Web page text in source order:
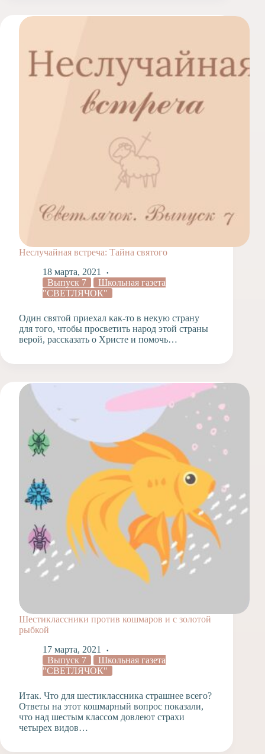
Неслучайная встреча: Тайна святого
18 марта, 2021
Выпуск 7
Школьная газета
"СВЕТЛЯЧОК"
Один святой приехал как-то в некую страну
для того, чтобы просветить народ этой страны
верой, рассказать о Христе и помочь…
Шестиклассники против кошмаров и с золотой
рыбкой
17 марта, 2021
Выпуск 7
Школьная газета
"СВЕТЛЯЧОК"
Итак. Что для шестиклассника страшнее всего?
Ответы на этот кошмарный вопрос показали,
что над шестым классом довлеют страхи
четырех видов…